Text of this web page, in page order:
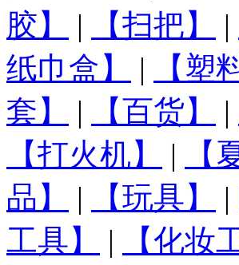
胶】
| 【扫把】 |
纸巾盒】
|
【塑
套】
| 【百货】 |
【打火机】
|
【
品】
| 【玩具】 |
工具】
| 【化妆